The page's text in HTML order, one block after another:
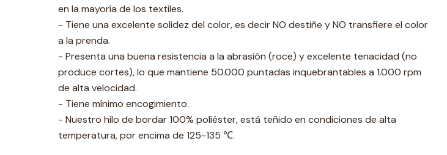
en la mayoría de los textiles.
- Tiene una excelente solidez del color, es decir NO destiñe y NO transfiere el color
a la prenda.
- Presenta una buena resistencia a la abrasión (roce) y excelente tenacidad (no
produce cortes), lo que mantiene 50.000 puntadas inquebrantables a 1.000 rpm
de alta velocidad.
- Tiene mínimo encogimiento.
- Nuestro hilo de bordar 100% poliéster, está teñido en condiciones de alta
temperatura, por encima de 125-135 ℃.